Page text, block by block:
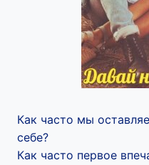
Как часто мы
себе?
Как часто первое